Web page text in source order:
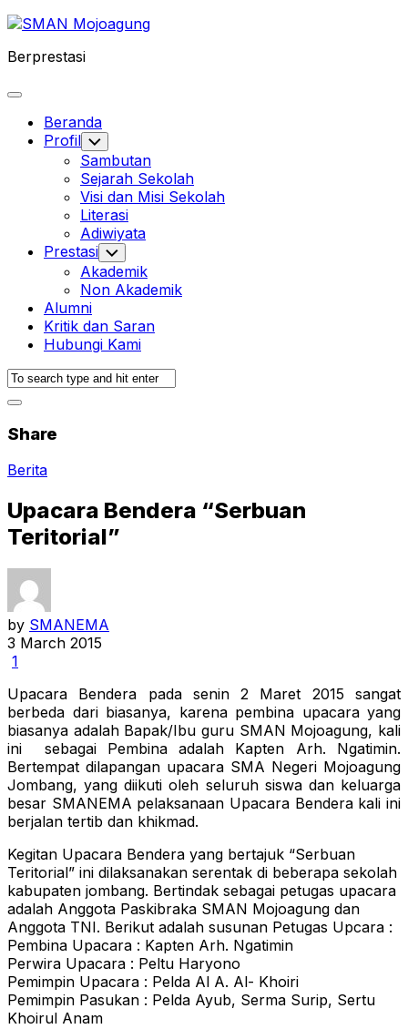
Skip
content
Berprestasi
Expand
Beranda
Profil Toggle
Child
Menu
Sambutan
Sejarah Sekolah
Visi dan Misi Sekolah
Literasi
Adiwiyata
Prestasi Toggle
Child
Menu
Akademik
Non Akademik
Alumni
Kritik dan Saran
Hubungi Kami
Share
Berita
Upacara Bendera “Serbuan
Teritorial”
by SMANEMA
3 March 2015
1
Upacara Bendera pada senin 2 Maret 2015 sangat
berbeda dari biasanya, karena pembina upacara yang
biasanya adalah Bapak/Ibu guru SMAN Mojoagung, kali
ini sebagai Pembina adalah Kapten Arh. Ngatimin.
Bertempat dilapangan upacara SMA Negeri Mojoagung
Jombang, yang diikuti oleh seluruh siswa dan keluarga
besar SMANEMA pelaksanaan Upacara Bendera kali ini
berjalan tertib dan khikmad.
Kegitan Upacara Bendera yang bertajuk “Serbuan
Teritorial” ini dilaksanakan serentak di beberapa sekolah
kabupaten jombang. Bertindak sebagai petugas upacara
adalah Anggota Paskibraka SMAN Mojoagung dan
Anggota TNI. Berikut adalah susunan Petugas Upcara :
Pembina Upacara : Kapten Arh. Ngatimin
Perwira Upacara : Peltu Haryono
Pemimpin Upacara : Pelda Al A. Al- Khoiri
Pemimpin Pasukan : Pelda Ayub, Serma Surip, Sertu
Khoirul Anam